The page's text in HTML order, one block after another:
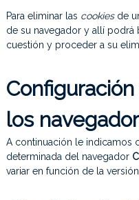
Para eliminar las cookiesde
de su navegador y allí podrá
cuestión y proceder a su
los
A continuación le indicamos
determinada del navegador
variar en función de la